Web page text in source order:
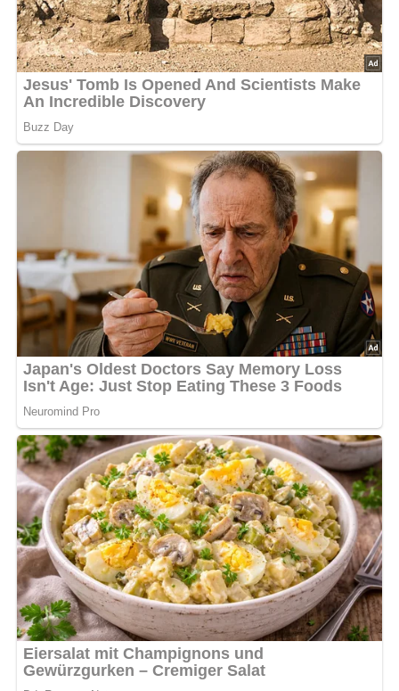
Nach: Frühstück und Abendbrot, Verlag für die Frau Leipzig, DDR, 1967
Jetzt Sterne vergeben – Rezept
bewerten
5/5(11 Bewertung)